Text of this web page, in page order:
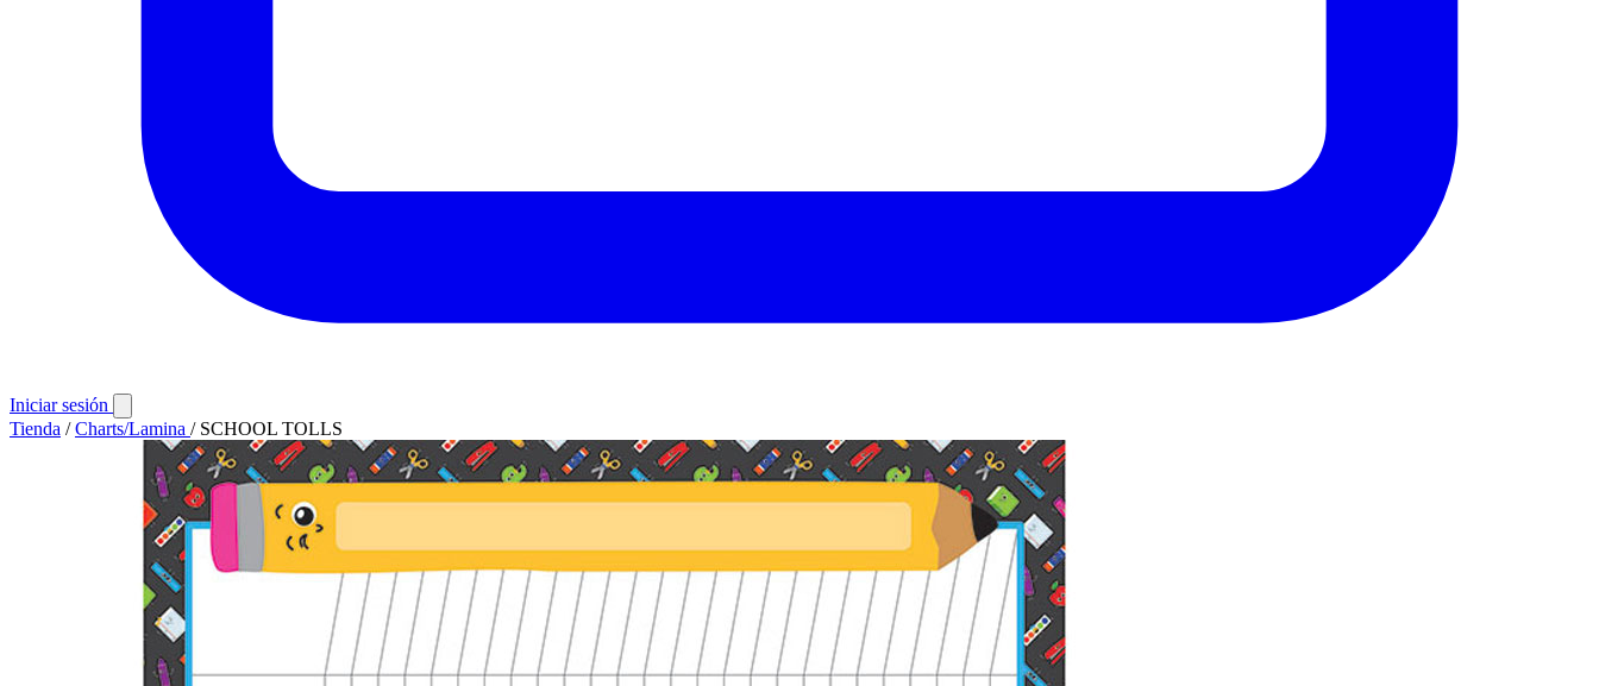
Iniciar sesión
Tienda / Charts/Lamina / SCHOOL TOLLS